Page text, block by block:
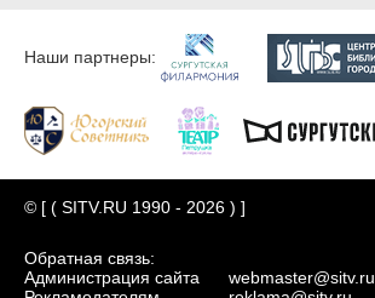
Наши партнеры:
© [ ( SITV.RU 1990 - 2026 ) ]
Обратная связь:
Администрация сайта
webmaster@sitv.ru